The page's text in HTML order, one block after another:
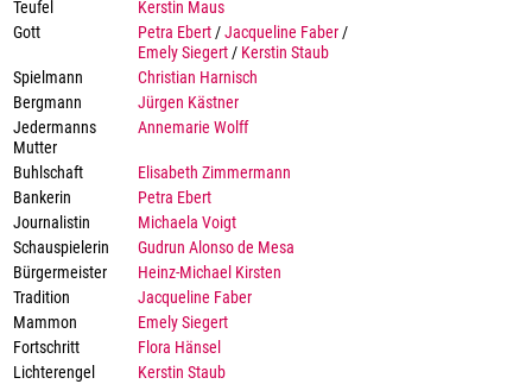
Teufel
Kerstin Maus
Gott
Petra Ebert/Jacqueline Faber/
Emely Siegert/ Kerstin Staub
Spielmann
Christian Harnisch
Bergmann
Jürgen Kästner
Jedermanns
Mutter
Annemarie Wolff
Buhlschaft
Elisabeth Zimmermann
Bankerin
Petra Ebert
Journalistin
Michaela Voigt
Schauspielerin
Gudrun Alonso de Mesa
Bürgermeister
Heinz-Michael Kirsten
Tradition
Jacqueline Faber
Mammon
Emely Siegert
Fortschritt
Flora Hänsel
Lichterengel
Kerstin Staub